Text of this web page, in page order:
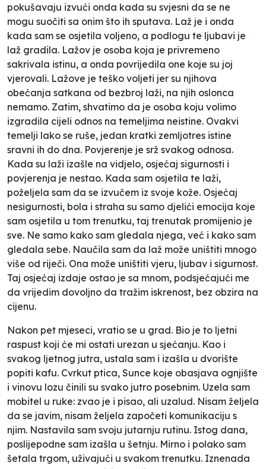
pokušavaju izvući onda kada su svjesni da se ne
mogu suočiti sa onim što ih sputava. Laž je i onda
kada sam se osjetila voljeno, a podlogu te ljubavi je
laž gradila. Lažov je osoba koja je privremeno
sakrivala istinu, a onda povrijedila one koje su joj
vjerovali. Lažove je teško voljeti jer su njihova
obećanja satkana od bezbroj laži, na njih oslonca
nemamo. Zatim, shvatimo da je osoba koju volimo
izgradila cijeli odnos na temeljima neistine. Ovakvi
temelji lako se ruše, jedan kratki zemljotres istine
sravni ih do dna. Povjerenje je srž svakog odnosa.
Kada su laži izašle na vidjelo, osjećaj sigurnosti i
povjerenja je nestao. Kada sam osjetila te laži,
poželjela sam da se izvučem iz svoje kože. Osjećaj
nesigurnosti, bola i straha su samo djelići emocija koje
sam osjetila u tom trenutku, taj trenutak promijenio je
sve. Ne samo kako sam gledala njega, već i kako sam
gledala sebe. Naučila sam da laž može uništiti mnogo
više od riječi. Ona može uništiti vjeru, ljubav i sigurnost.
Taj osjećaj izdaje ostao je sa mnom, podsjećajući me
da vrijedim dovoljno da tražim iskrenost, bez obzira na
cijenu.
Nakon pet mjeseci, vratio se u grad. Bio je to ljetni
raspust koji će mi ostati urezan u sjećanju. Kao i
svakog ljetnog jutra, ustala sam i izašla u dvorište
popiti kafu. Cvrkut ptica, Sunce koje obasjava ognjište
i vinovu lozu činili su svako jutro posebnim. Uzela sam
mobitel u ruke: zvao je i pisao, ali uzalud. Nisam željela
da se javim, nisam željela započeti komunikaciju s
njim. Nastavila sam svoju jutarnju rutinu. Istog dana,
poslijepodne sam izašla u šetnju. Mirno i polako sam
šetala trgom, uživajući u svakom trenutku. Iznenada